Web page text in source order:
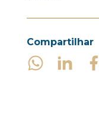
Compartilhar